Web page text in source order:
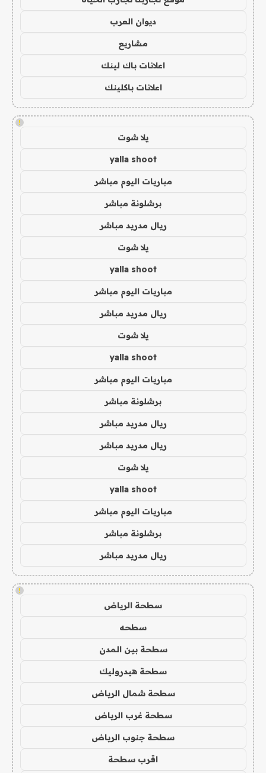
ديوان العرب
مشاريع
اعلانات باك لينك
اعلانات باكلينك
!
يلا شوت
yalla shoot
مباريات اليوم مباشر
برشلونة مباشر
ريال مدريد مباشر
يلا شوت
yalla shoot
مباريات اليوم مباشر
ريال مدريد مباشر
يلا شوت
yalla shoot
مباريات اليوم مباشر
برشلونة مباشر
ريال مدريد مباشر
ريال مدريد مباشر
يلا شوت
yalla shoot
مباريات اليوم مباشر
برشلونة مباشر
ريال مدريد مباشر
!
سطحة الرياض
سطحه
سطحة بين المدن
سطحة هيدروليك
سطحة شمال الرياض
سطحة غرب الرياض
سطحة جنوب الرياض
اقرب سطحة